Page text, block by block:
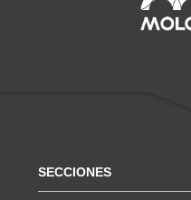
SECCIONES